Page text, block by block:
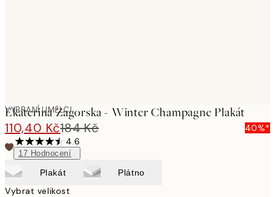
VYBRANÍ UMĚLCI
Ekaterina Zagorska - Winter Champagne Plakát
110,40 Kč184 Kč
40%*
4.6
17 Hodnocení
Plakát Plátno
Vybrat velikost